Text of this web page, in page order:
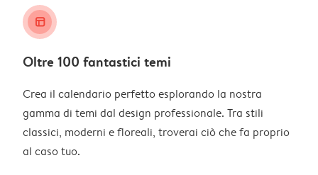
layout_alt
Oltre 100 fantastici temi
Crea il calendario perfetto esplorando la nostra
gamma di temi dal design professionale. Tra stili
classici, moderni e floreali, troverai ciò che fa proprio
al caso tuo.